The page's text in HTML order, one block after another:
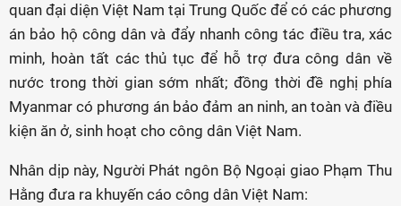
quan đại diện Việt Nam tại Trung Quốc để có các phương
án bảo hộ công dân và đẩy nhanh công tác điều tra, xác
minh, hoàn tất các thủ tục để hỗ trợ đưa công dân về
nước trong thời gian sớm nhất; đồng thời đề nghị phía
Myanmar có phương án bảo đảm an ninh, an toàn và điều
kiện ăn ở, sinh hoạt cho công dân Việt Nam.
Nhân dịp này, Người Phát ngôn Bộ Ngoại giao Phạm Thu
Hằng đưa ra khuyến cáo công dân Việt Nam: